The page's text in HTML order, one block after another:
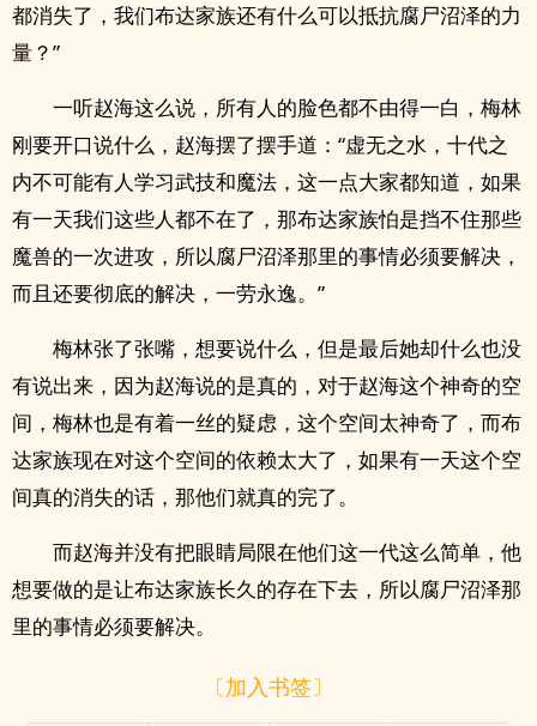
都消失了，我们布达家族还有什么可以抵抗腐尸沼泽的力
量？”
一听赵海这么说，所有人的脸色都不由得一白，梅林
刚要开口说什么，赵海摆了摆手道：“虚无之水，十代之
内不可能有人学习武技和魔法，这一点大家都知道，如果
有一天我们这些人都不在了，那布达家族怕是挡不住那些
魔兽的一次进攻，所以腐尸沼泽那里的事情必须要解决，
而且还要彻底的解决，一劳永逸。”
梅林张了张嘴，想要说什么，但是最后她却什么也没
有说出来，因为赵海说的是真的，对于赵海这个神奇的空
间，梅林也是有着一丝的疑虑，这个空间太神奇了，而布
达家族现在对这个空间的依赖太大了，如果有一天这个空
间真的消失的话，那他们就真的完了。
而赵海并没有把眼睛局限在他们这一代这么简单，他
想要做的是让布达家族长久的存在下去，所以腐尸沼泽那
里的事情必须要解决。
〔加入书签〕